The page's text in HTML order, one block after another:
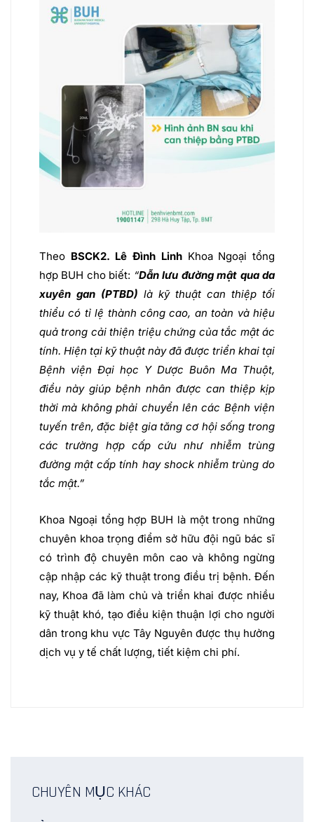
Theo BSCK2. Lê Đình LinhKhoa Ngoại tổng
hợp BUH cho biết: “Dẫn lưu đường mật qua da
xuyên gan (PTBD) là kỹ thuật can thiệp tối
thiểu có tỉ lệ thành công cao, an toàn và hiệu
quả trong cải thiện triệu chứng của tắc mật ác
tính. Hiện tại kỹ thuật này đã được triển khai tại
Bệnh viện Đại học Y Dược Buôn Ma Thuột,
điều này giúp bệnh nhân được can thiệp kịp
thời mà không phải chuyển lên các Bệnh viện
tuyến trên, đặc biệt gia tăng cơ hội sống trong
các trường hợp cấp cứu như nhiễm trùng
đường mật cấp tính hay shock nhiễm trùng do
tắc mật.”
Khoa Ngoại tổng hợp BUH là một trong những
chuyên khoa trọng điểm sở hữu đội ngũ bác sĩ
có trình độ chuyên môn cao và không ngừng
cập nhập các kỹ thuật trong điều trị bệnh. Đến
nay, Khoa đã làm chủ và triển khai được nhiều
kỹ thuật khó, tạo điều kiện thuận lợi cho người
dân trong khu vực Tây Nguyên được thụ hưởng
dịch vụ y tế chất lượng, tiết kiệm chi phí.
CHUYÊN MỤC KHÁC